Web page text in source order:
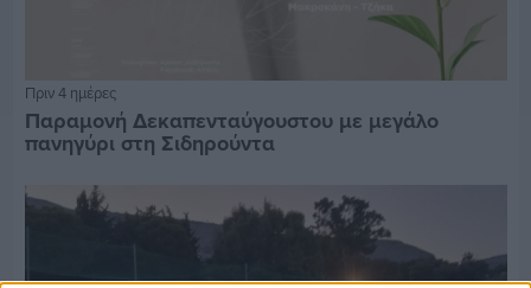
Πριν 4 ημέρες
Παραμονή Δεκαπενταύγουστου με μεγάλο
πανηγύρι στη Σιδηρούντα